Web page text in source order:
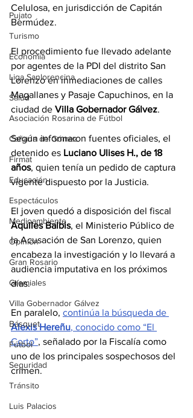
Pujato
Turismo
Economía
Liga Sanlorencina
Salud
Asociación Rosarina de Fútbol
Cañada de Gómez
Firmat
Educación
Espectáculos
Medioambiente
Opinión
Gran Rosario
Gremiales
Villa Gobernador Gálvez
Básquet
Fútbol
Seguridad
Tránsito
Luis Palacios
Celulosa, en jurisdicción de Capitán
Bermúdez.
El procedimiento fue llevado adelante
por agentes de la PDI del distrito San
Lorenzo en inmediaciones de calles
Magallanes y Pasaje Capuchinos, en la
ciudad de Villa Gobernador Gálvez.
Según informaron fuentes oficiales, el
detenido es Luciano Ulises H., de 18
años, quien tenía un pedido de captura
vigente dispuesto por la Justicia.
El joven quedó a disposición del fiscal
Aquiles Balbis, el Ministerio Público de
la Acusación de San Lorenzo, quien
encabeza la investigación y lo llevará a
audiencia imputativa en los próximos
días.
En paralelo, continúa la búsqueda de
Alexis Hereñu, conocido como “El
Corto”, señalado por la Fiscalía como
uno de los principales sospechosos del
crimen.